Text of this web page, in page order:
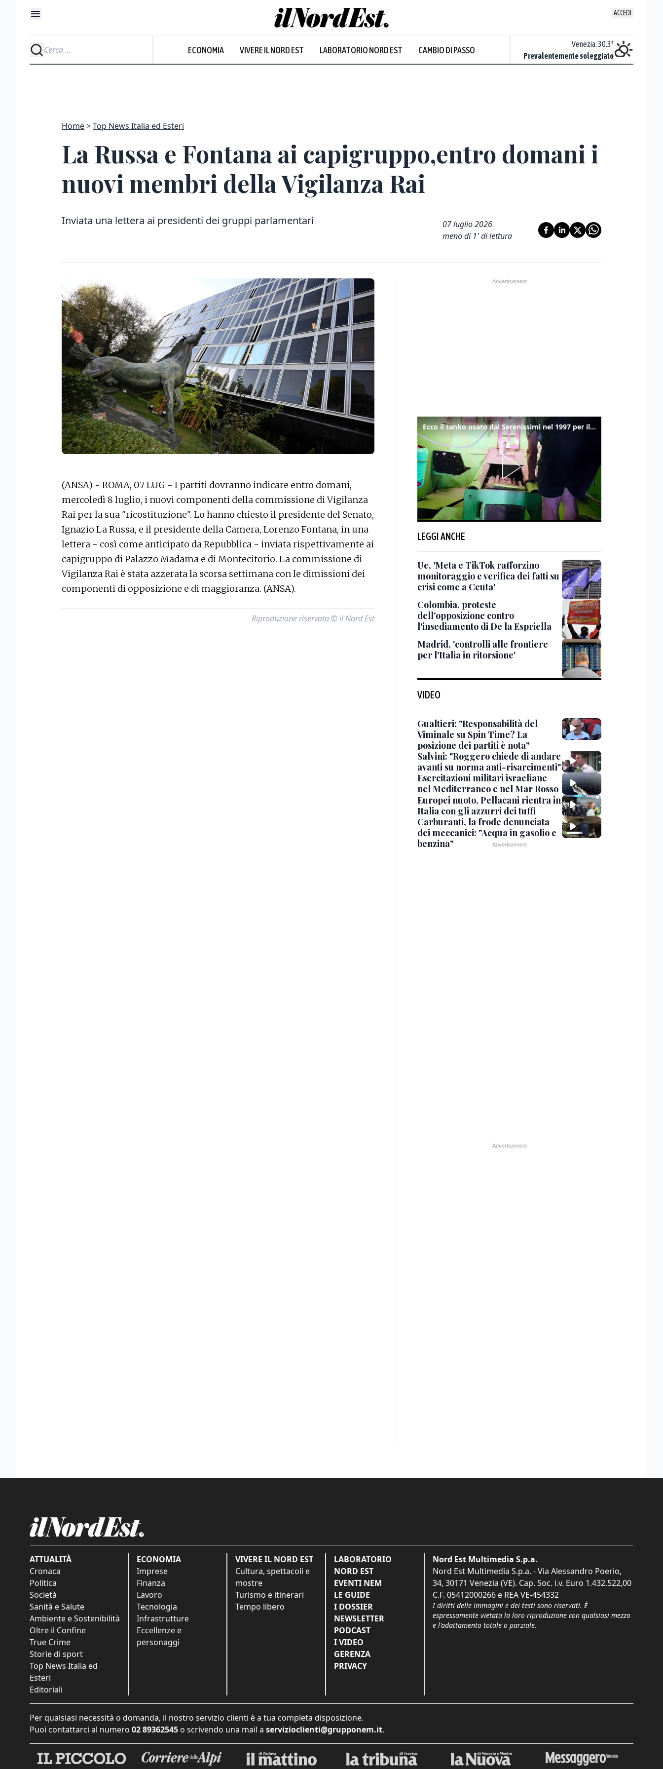
ACCEDI
ECONOMIA VIVERE IL NORD EST LABORATORIO NORD EST CAMBIO DI PASSO
Sereno
Venezia:30.3°
Prevalentemente soleggiato
Home Top News Italia ed Esteri
La Russa e Fontana ai capigruppo,entro domani i
nuovi membri della Vigilanza Rai
Inviata una lettera ai presidenti dei gruppi parlamentari
07 luglio 2026
meno di 1' di lettura
(ANSA) - ROMA, 07 LUG - I partiti dovranno indicare entro domani,
mercoledì 8 luglio, i nuovi componenti della commissione di Vigilanza
Rai per la sua "ricostituzione". Lo hanno chiesto il presidente del Senato,
Ignazio La Russa, e il presidente della Camera, Lorenzo Fontana, in una
lettera - così come anticipato da Repubblica - inviata rispettivamente ai
capigruppo di Palazzo Madama e di Montecitorio. La commissione di
Vigilanza Rai è stata azzerata la scorsa settimana con le dimissioni dei
componenti di opposizione e di maggioranza. (ANSA).
Riproduzione riservata © il Nord Est
Ecco il tanko usato dai Serenissimi nel 1997 per il blitz a San Marco
LEGGI ANCHE
Ue, 'Meta e TikTok rafforzino
monitoraggio e verifica dei fatti su
crisi come a Ceuta'
Colombia, proteste
dell'opposizione contro
l'insediamento di De la Espriella
Madrid, 'controlli alle frontiere
per l'Italia in ritorsione'
VIDEO
Gualtieri: "Responsabilità del
Viminale su Spin Time? La
posizione dei partiti è nota"
Salvini: "Roggero chiede di andare
avanti su norma anti-risarcimenti"
Esercitazioni militari israeliane
nel Mediterraneo e nel Mar Rosso
Europei nuoto, Pellacani rientra in
Italia con gli azzurri dei tuffi
Carburanti, la frode denunciata
dei meccanici: "Acqua in gasolio e
benzina"
ATTUALITÀ
Cronaca
Politica
Società
Sanità e Salute
Ambiente e Sostenibilità
Oltre il Confine
True Crime
Storie di sport
Top News Italia ed
Esteri
Editoriali
ECONOMIA
Imprese
Finanza
Lavoro
Tecnologia
Infrastrutture
Eccellenze e
personaggi
VIVERE IL NORD EST
Cultura, spettacoli e
mostre
Turismo e itinerari
Tempo libero
LABORATORIO
NORD EST
EVENTI NEM
LE GUIDE
I DOSSIER
NEWSLETTER
PODCAST
I VIDEO
GERENZA
PRIVACY
Nord Est Multimedia S.p.a.
Nord Est Multimedia S.p.a. - Via Alessandro Poerio,
34, 30171 Venezia (VE). Cap. Soc. i.v. Euro 1.432.522,00
C.F. 05412000266 e REA VE-454332
I diritti delle immagini e dei testi sono riservati. È
espressamente vietata la loro riproduzione con qualsiasi mezzo
e l'adattamento totale o parziale.
Per qualsiasi necessità o domanda, il nostro servizio clienti è a tua completa disposizione.
Puoi contattarci al numero 02 89362545 o scrivendo una mail a servizioclienti@grupponem.it.